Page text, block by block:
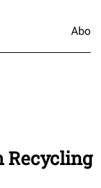
Abo
Recycling